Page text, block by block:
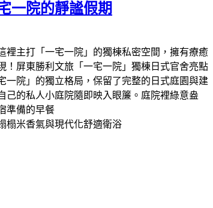
一院的靜謐假期
裡主打「一宅一院」的獨棟私密空間，擁有療癒
！屏東勝利文旅「一宅一院」獨棟日式官舍亮點
一院」的獨立格局，保留了完整的日式庭園與建
的私人小庭院隨即映入眼簾。庭院裡綠意盎
準備的早餐
榻米香氣與現代化舒適衛浴